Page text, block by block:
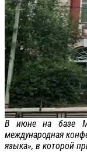
В июне на базе
международная
языка», в которой